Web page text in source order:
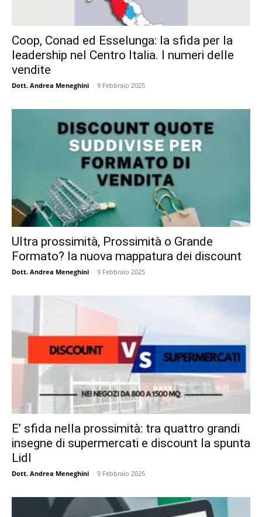
Coop, Conad ed Esselunga: la sfida per la
leadership nel Centro Italia. I numeri delle
vendite
Dott. Andrea Meneghini - 9 Febbraio 2025
Ultra prossimità, Prossimità o Grande
Formato? la nuova mappatura dei discount
Dott. Andrea Meneghini - 9 Febbraio 2025
E’ sfida nella prossimità: tra quattro grandi
insegne di supermercati e discount la spunta
Lidl
Dott. Andrea Meneghini - 9 Febbraio 2025